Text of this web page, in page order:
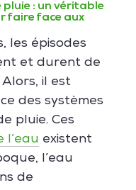
pluie : un véritable
faire face aux
les épisodes
et durent de
il est
des systèmes
pluie. Ces
l’eau existent
l’eau
de